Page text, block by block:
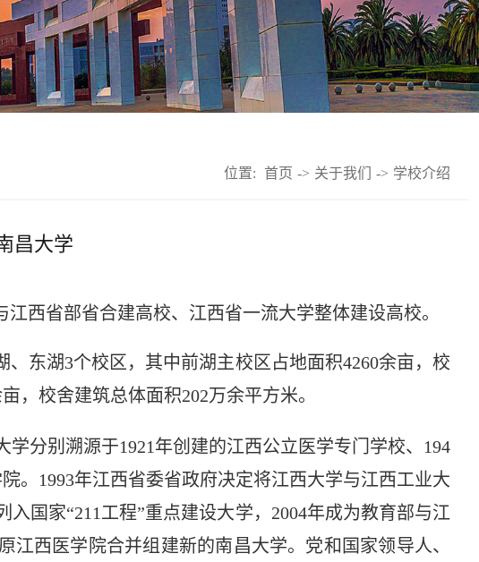
位置: 首页 -> 关于我们 -> 学校介绍
昌大学
西省部省合建高校、江西省一流大学整体建设高校。
东湖3个校区，其中前湖主校区占地面积4260余亩，校
，校舍建筑总体面积202万余平方米。
分别溯源于1921年创建的江西公立医学专门学校、194
。1993年江西省委省政府决定将江西大学与江西工业大
国家“211工程”重点建设大学，2004年成为教育部与江
江西医学院合并组建新的南昌大学。党和国家领导人、